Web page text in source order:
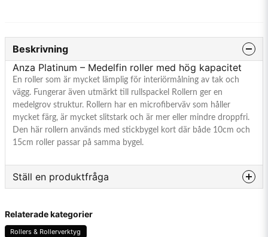
Beskrivning
Anza Platinum – Medelfin roller med hög kapacitet
En roller som är mycket lämplig för interiörmålning av tak och
vägg. Fungerar även utmärkt till rullspackel Rollern ger en
medelgrov struktur. Rollern har en microfiberväv som håller
mycket färg, är mycket slitstark och är mer eller mindre droppfri.
Den här rollern används med stickbygel kort där både 10cm och
15cm roller passar på samma bygel.
Ställ en produktfråga
Fråga oss något om denna produkten...
Relaterade kategorier
Rollers & Rollerverktyg